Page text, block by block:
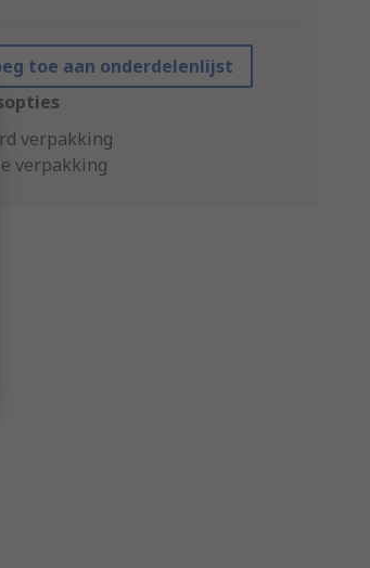
toe aan onderdelenlijst
verpakking
verpakking